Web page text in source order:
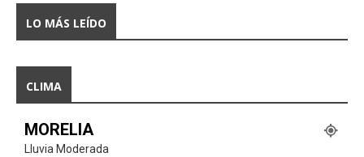
LO MÁS LEÍDO
CLIMA
MORELIA
Lluvia Moderada